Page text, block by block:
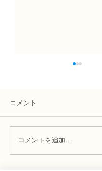
NFD講師研究科コ
「木枠の壁飾り」
コメント
コメントを追加…